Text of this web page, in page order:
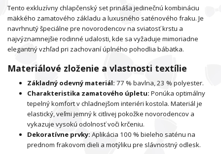
Tento exkluzívny chlapčenský set prináša jedinečnú kombináciu
mäkkého zamatového základu a luxusného saténového fraku. Je
navrhnutý špeciálne pre novorodencov na sviatosť krstu a
najvýznamnejšie rodinné udalosti, kde sa vyžaduje mimoriadne
elegantný vzhľad pri zachovaní úplného pohodlia bábätka.
Materiálové zloženie a vlastnosti textílie
Základný odevný materiál: 77 % bavlna, 23 % polyester.
Charakteristika zamatového úpletu: Ponúka optimálny
tepelný komfort v chladnejšom interiéri kostola. Materiál je
elastický, veľmi jemný k citlivej pokožke novorodencov a
vykazuje vysokú odolnosť voči krčeniu.
Dekoratívne prvky: Aplikácia 100 % bieleho saténu na
prednom frakovom dieli a motýliku pre slávnostný odlesk.